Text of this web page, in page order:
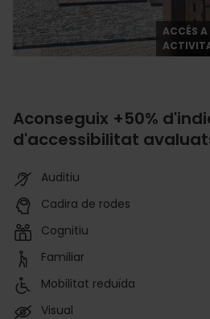
ACCÉS A
Aconseguix +50%
d'accessibilitat
Auditiu
Cadira de rodes
Cognitiu
Familiar
Mobilitat reduïda
Visual